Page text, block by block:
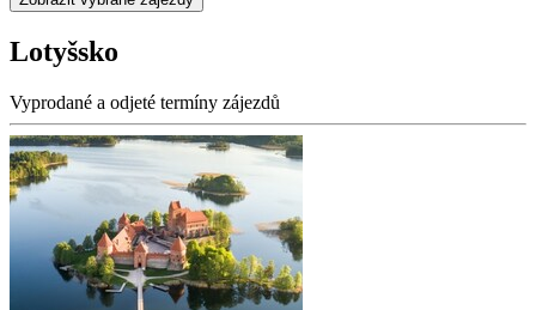
Lotyšsko
Vyprodané a odjeté termíny zájezdů